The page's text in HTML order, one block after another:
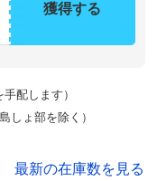
獲得する
配します）
しょ部を除く）
最新の在庫数を見る